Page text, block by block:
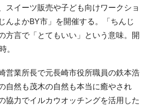
スイーツ販売や子ども向けワークショ
んよかBY市」を開催する。「ちんじ
方言で「とてもいい」という意味。開
。
営業所長で元長崎市役所職員の鉄本浩
自然も茂木の自然も本当に癒やされ
協力でイルカウオッチングを活用した